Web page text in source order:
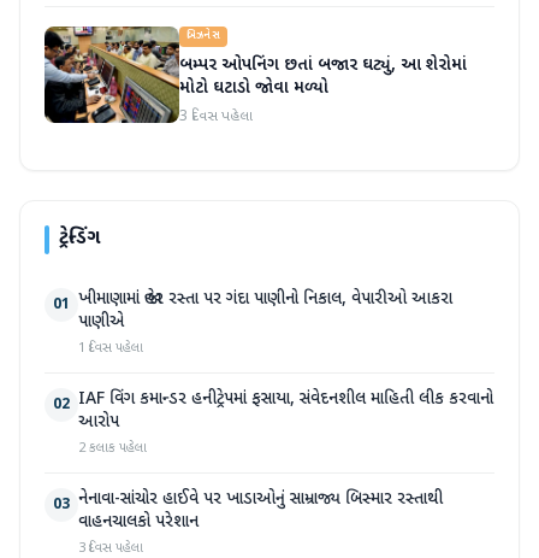
બિઝનેસ
બમ્પર ઓપનિંગ છતાં બજાર ઘટ્યું, આ શેરોમાં
મોટો ઘટાડો જોવા મળ્યો
3 દિવસ પહેલા
ટ્રેન્ડિંગ
01 ખીમાણામાં જાહેર રસ્તા પર ગંદા પાણીનો નિકાલ, વેપારીઓ આકરા
પાણીએ
1 દિવસ પહેલા
02 IAF વિંગ કમાન્ડર હનીટ્રેપમાં ફસાયા, સંવેદનશીલ માહિતી લીક કરવાનો
આરોપ
2 કલાક પહેલા
03 નેનાવા-સાંચોર હાઈવે પર ખાડાઓનું સામ્રાજ્ય બિસ્માર રસ્તાથી
વાહનચાલકો પરેશાન
3 દિવસ પહેલા